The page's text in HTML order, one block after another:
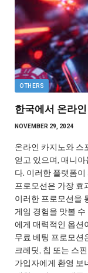
OTHERS
한국에서 온라
NOVEMBER 29, 2024
온라인 카지노와 스
얻고 있으며, 매니
다. 이러한 플랫폼
프로모션은 가장 효
이러한 프로모션을
게임 경험을 맛볼
에게 매력적인 옵션
무료 베팅 프로모션
크레딧, 칩 또는 스
가입자에게 환영 보